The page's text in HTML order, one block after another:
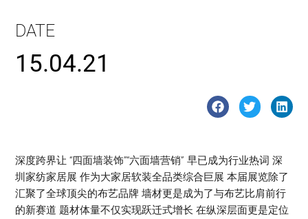
DATE
15.04.21
深度跨界让 “四面墙装饰”“六面墙营销” 早已成为行业热词 深
圳家纺家居展 作为大家居软装全品类综合巨展 本届展览除了
汇聚了全球顶尖的布艺品牌 墙材更是成为了与布艺比肩前行
的新赛道 题材体量不仅实现跃迁式增长 在纵深层面更是定位